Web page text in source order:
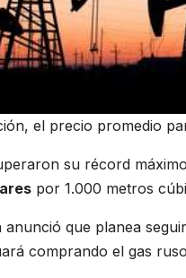
el precio promedio
su récord
por 1.000 metros
anunció que planea
comprando el gas